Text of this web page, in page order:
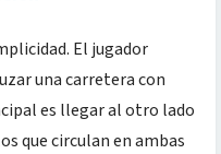
El jugador
una carretera con
es llegar al otro lado
que circulan en ambas